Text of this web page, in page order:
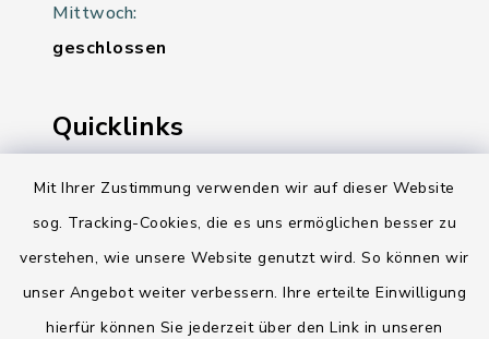
Mit Ihrer Zustimmung verwenden wir auf dieser Website
sog. Tracking-Cookies, die es uns ermöglichen besser zu
verstehen, wie unsere Website genutzt wird. So können wir
unser Angebot weiter verbessern. Ihre erteilte Einwilligung
hierfür können Sie jederzeit über den Link in unseren
Mittwoch:
geschlossen
Quicklinks
Ihre Behördennummer 115
Landesregierung Schleswig-Holstein
AktivRegion Mittelholstein